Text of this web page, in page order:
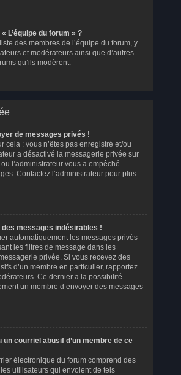
L’équipe du forum » ?
des membres de l’équipe du forum, y
et modérateurs ainsi que d’autres
qu’ils modèrent.
de messages privés !
cela : vous n’êtes pas enregistré et/ou
a désactivé la messagerie privée sur
ou l’administrateur vous a empêché
Contactez l’administrateur pour plus
messages indésirables !
automatiquement les messages privés
les filtres de message dans les
privée. Si vous recevez des
d’un membre en particulier, rapportez
Ce dernier a la possibilité
un membre d’envoyer des messages
un courriel abusif d’un membre de ce
électronique du forum comprend des
utilisateurs qui envoient de tels